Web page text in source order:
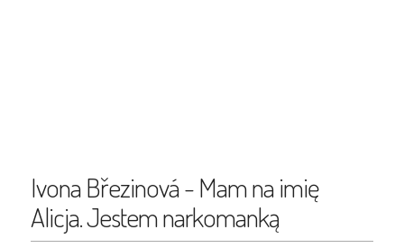
Ivona Březinová - Mam na imię
Alicja. Jestem narkomanką